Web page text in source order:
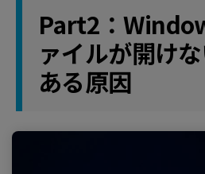
Part2：
ァイルが開け
ある原因